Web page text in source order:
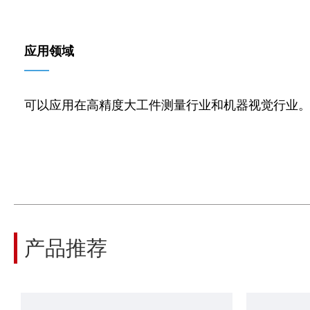
应用领域
——
可以应用在高精度大工件测量行业和机器视觉行业。
产品推荐